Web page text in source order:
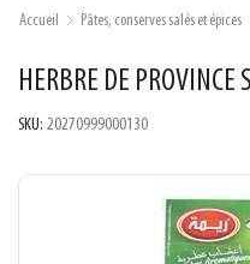
Accueil Pâtes, conserves salés et épices
HERBRE DE PROVINCE
SKU: 20270999000130